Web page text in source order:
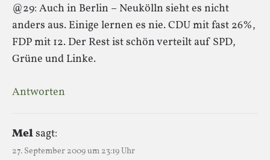
@29: Auch in Berlin – Neukölln sieht es nicht
anders aus. Einige lernen es nie. CDU mit fast 26%,
FDP mit 12. Der Rest ist schön verteilt auf SPD,
Grüne und Linke.
Antworten
Melsagt:
27. September 2009 um 23:19 Uhr